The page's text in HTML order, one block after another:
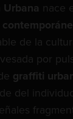
Urbana nace
de la
por
graffiti
del